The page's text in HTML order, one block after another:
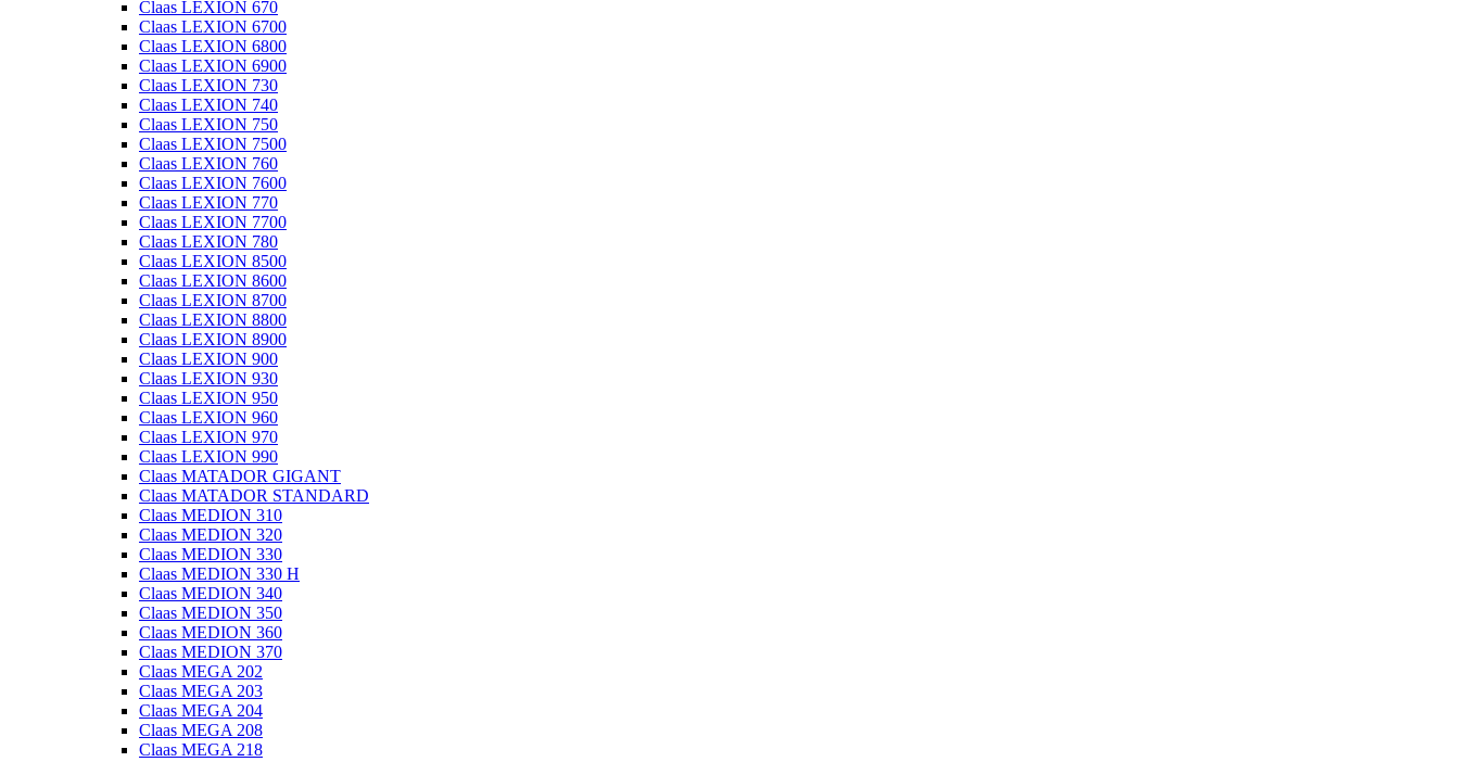
Claas LEXION 670
Claas LEXION 6700
Claas LEXION 6800
Claas LEXION 6900
Claas LEXION 730
Claas LEXION 740
Claas LEXION 750
Claas LEXION 7500
Claas LEXION 760
Claas LEXION 7600
Claas LEXION 770
Claas LEXION 7700
Claas LEXION 780
Claas LEXION 8500
Claas LEXION 8600
Claas LEXION 8700
Claas LEXION 8800
Claas LEXION 8900
Claas LEXION 900
Claas LEXION 930
Claas LEXION 950
Claas LEXION 960
Claas LEXION 970
Claas LEXION 990
Claas MATADOR GIGANT
Claas MATADOR STANDARD
Claas MEDION 310
Claas MEDION 320
Claas MEDION 330
Claas MEDION 330 H
Claas MEDION 340
Claas MEDION 350
Claas MEDION 360
Claas MEDION 370
Claas MEGA 202
Claas MEGA 203
Claas MEGA 204
Claas MEGA 208
Claas MEGA 218